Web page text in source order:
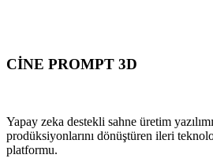
CİNE PROMPT 3D
Yapay zeka destekli sahne üretim
prodüksiyonlarını dönüştüren ileri
platformu.